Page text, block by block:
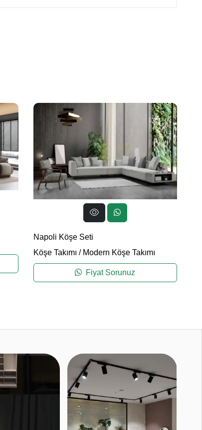
Napoli Köşe Seti
Köşe Takımı / Modern Köşe Takımı
Fiyat Sorunuz